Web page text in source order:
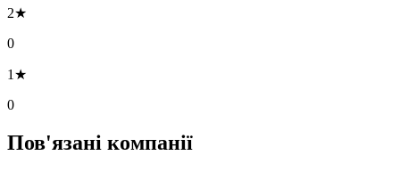
2★
0
1★
0
Пов'язані компанії